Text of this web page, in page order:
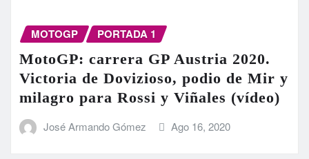
MOTOGP PORTADA 1
MotoGP: carrera GP Austria 2020.
Victoria de Dovizioso, podio de Mir y
milagro para Rossi y Viñales (vídeo)
José Armando Gómez Ago 16, 2020